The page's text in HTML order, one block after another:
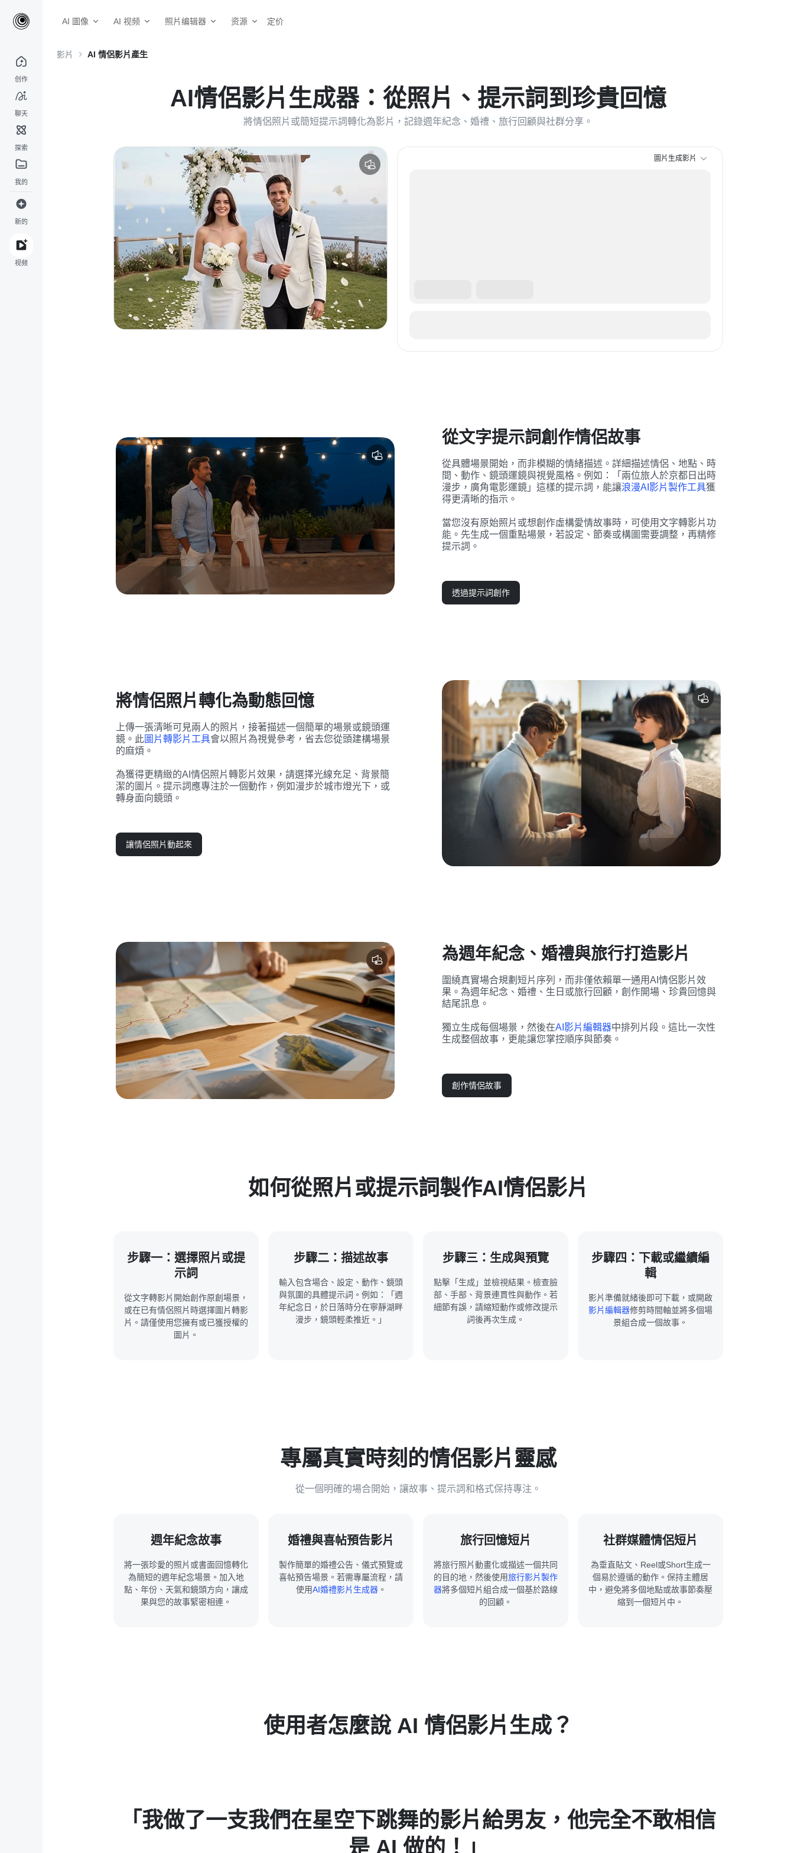
AI 圖像 AI 视频 照片编辑器 资源 定价
创作
聊天
探索
我的
新的
视频
影片 AI 情侶影片產生
AI情侶影片生成器：從照片、提示詞到珍貴回憶
將情侶照片或簡短提示詞轉化為影片，記錄週年紀念、婚禮、旅行回顧與社群分享。
圖片生成影片
從文字提示詞創作情侶故事
從具體場景開始，而非模糊的情緒描述。詳細描述情侶、地點、時
間、動作、鏡頭運鏡與視覺風格。例如：「兩位旅人於京都日出時
漫步，廣角電影運鏡」這樣的提示詞，能讓浪漫AI影片製作工具獲
得更清晰的指示。
當您沒有原始照片或想創作虛構愛情故事時，可使用文字轉影片功
能。先生成一個重點場景，若設定、節奏或構圖需要調整，再精修
提示詞。
透過提示詞創作
將情侶照片轉化為動態回憶
上傳一張清晰可見兩人的照片，接著描述一個簡單的場景或鏡頭運
鏡。此圖片轉影片工具會以照片為視覺參考，省去您從頭建構場景
的麻煩。
為獲得更精緻的AI情侶照片轉影片效果，請選擇光線充足、背景簡
潔的圖片。提示詞應專注於一個動作，例如漫步於城市燈光下，或
轉身面向鏡頭。
讓情侶照片動起來
為週年紀念、婚禮與旅行打造影片
圍繞真實場合規劃短片序列，而非僅依賴單一通用AI情侶影片效
果。為週年紀念、婚禮、生日或旅行回顧，創作開場、珍貴回憶與
結尾訊息。
獨立生成每個場景，然後在AI影片編輯器中排列片段。這比一次性
生成整個故事，更能讓您掌控順序與節奏。
創作情侶故事
如何從照片或提示詞製作AI情侶影片
步驟一：選擇照片或提
示詞
從文字轉影片開始創作原創場景，
或在已有情侶照片時選擇圖片轉影
片。請僅使用您擁有或已獲授權的
圖片。
步驟二：描述故事
輸入包含場合、設定、動作、鏡頭
與氛圍的具體提示詞。例如：「週
年紀念日，於日落時分在寧靜湖畔
漫步，鏡頭輕柔推近。」
步驟三：生成與預覽
點擊「生成」並檢視結果。檢查臉
部、手部、背景連貫性與動作。若
細節有誤，請縮短動作或修改提示
詞後再次生成。
步驟四：下載或繼續編
輯
影片準備就緒後即可下載，或開啟
影片編輯器修剪時間軸並將多個場
景組合成一個故事。
專屬真實時刻的情侶影片靈感
從一個明確的場合開始，讓故事、提示詞和格式保持專注。
週年紀念故事
將一張珍愛的照片或書面回憶轉化
為簡短的週年紀念場景。加入地
點、年份、天氣和鏡頭方向，讓成
果與您的故事緊密相連。
婚禮與喜帖預告影片
製作簡單的婚禮公告、儀式預覽或
喜帖預告場景。若需專屬流程，請
使用AI婚禮影片生成器。
旅行回憶短片
將旅行照片動畫化或描述一個共同
的目的地，然後使用旅行影片製作
器將多個短片組合成一個基於路線
的回顧。
社群媒體情侶短片
為垂直貼文、Reel或Short生成一
個易於遵循的動作。保持主體居
中，避免將多個地點或故事節奏壓
縮到一個短片中。
使用者怎麼說 AI 情侶影片生成？
「我常用來做 TikTok 情侶內容，操作快又有趣，粉絲超喜歡！」
@陳昱安，社群內容創作者